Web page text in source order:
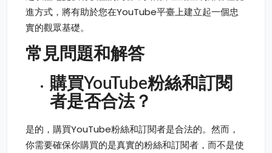
進方式，將有助於您在YouTube平臺上建立起一個忠
實的觀眾基礎。
常見問題和解答
購買YouTube粉絲和訂閱
者是否合法？
是的，購買YouTube粉絲和訂閱者是合法的。然而，
你需要確保你購買的是真實的粉絲和訂閱者，而不是使